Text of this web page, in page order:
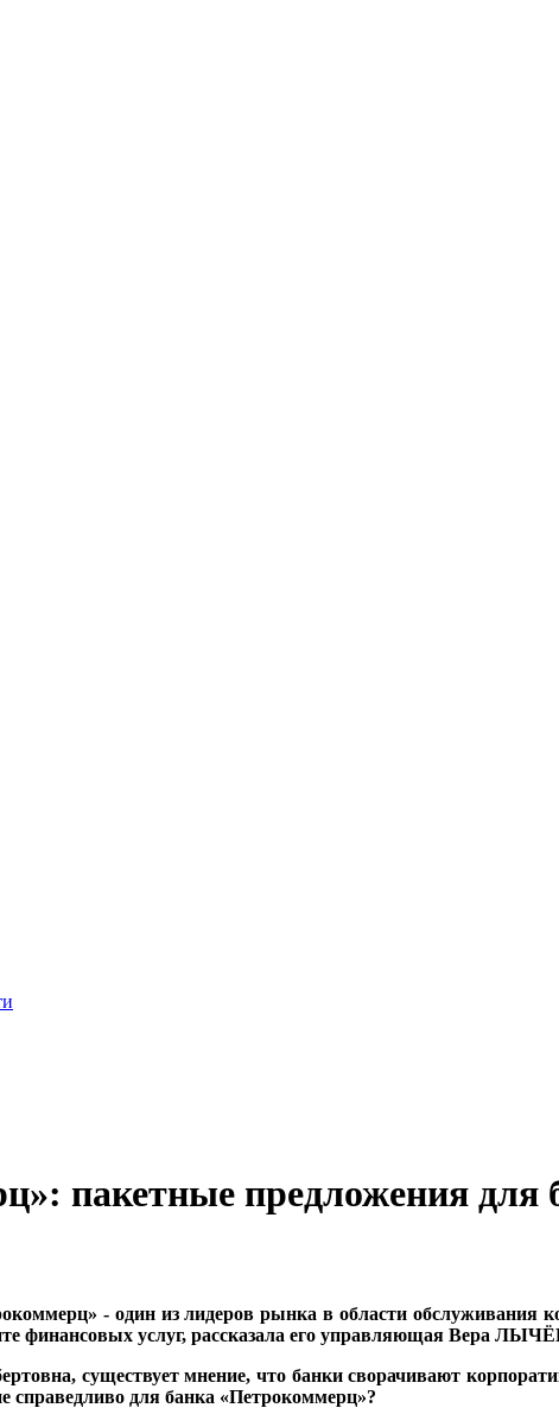
пакетные предложения для
- один из лидеров рынка в области обслуживания
финансовых услуг, рассказала его управляющая Вера
существует мнение, что банки сворачивают
справедливо для банка «Петрокоммерц»?